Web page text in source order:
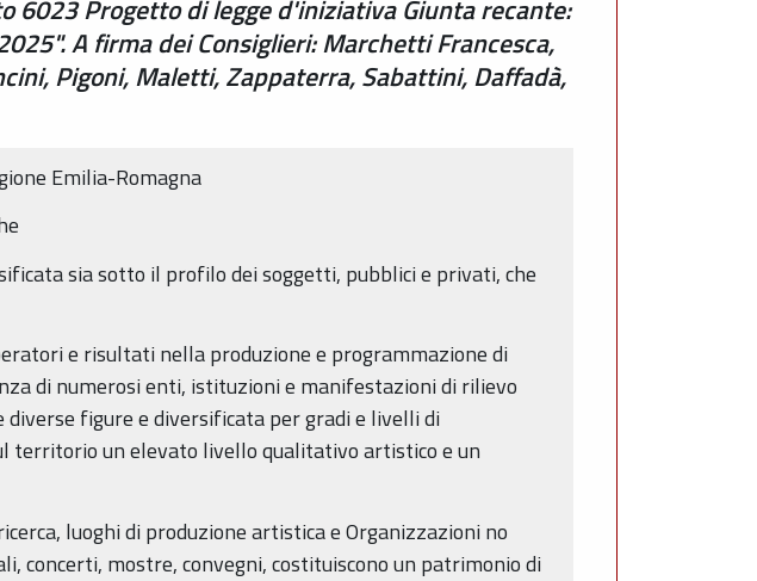
6023 Progetto di legge d'iniziativa Giunta recante:
A firma dei Consiglieri: Marchetti Francesca,
Pigoni, Maletti, Zappaterra, Sabattini, Daffadà,
Emilia-Romagna
sia sotto il profilo dei soggetti, pubblici e privati, che
e risultati nella produzione e programmazione di
di numerosi enti, istituzioni e manifestazioni di rilievo
figure e diversificata per gradi e livelli di
territorio un elevato livello qualitativo artistico e un
luoghi di produzione artistica e Organizzazioni no
concerti, mostre, convegni, costituiscono un patrimonio di